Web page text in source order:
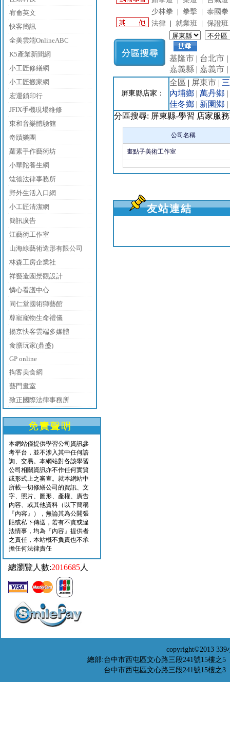
宥侖英文
快客簡訊
全美雲端OnlineABC
K5產業新聞網
小工匠修繕網
小工匠搬家網
宏運鎖印行
JFIX手機現場維修
東和音樂體驗館
奇蹟樂團
蘿素手作藝術坊
小華陀養生網
竑德法律事務所
野外生活入口網
小工匠清潔網
簡訊廣告
江藝術工作室
山海線藝術造形有限公司
林森工房企業社
祥藝造園景觀設計
憐心看護中心
同仁堂國術獅藝館
尊寵寵物生命禮儀
揚京快客雲端多媒體
食膳玩家(鼎盛)
GP online
掏客美食網
藝門畫室
致正國際法律事務所
本網站僅提供學習公司資訊參
考平台，並不涉入其中任何諮
詢、交易。本網站對各該學習
公司相關資訊亦不作任何實質
或形式上之審查。就本網站中
所載一切修繕公司的資訊、文
字、照片、圖形、產權、廣告
內容、或其他資料（以下簡稱
『內容』），無論其為公開張
貼或私下傳送，若有不實或違
法情事，均為『內容』提供者
之責任，本站概不負責也不承
擔任何法律責任
總瀏覽人數:2016685人
少林拳
拳擊 泰國拳
法律
就業班 保證班
基隆市 | 台北市 |
嘉義縣 | 嘉義市 |
屏東縣店家：
全區 | 屏東市 |
內埔鄉 | 萬丹鄉 |
佳冬鄉 | 新園鄉 |
分區搜尋: 屏東縣-學習 店家服
公司名稱
畫點子美術工作室
友站連結
copyright©2013
總部:台中市西屯區文心路三段241號15樓之
台中市西屯區文心路三段241號15樓